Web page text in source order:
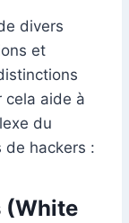
divers
et
cela aide à
du
de hackers :
(White